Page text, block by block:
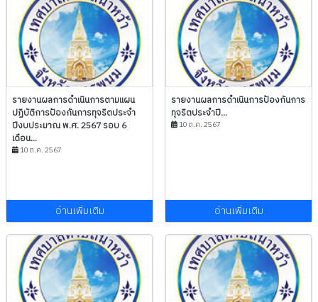
รายงานผลการดำเนินการตามแผน
ปฏิบัติการป้องกันการทุจริตประจำ
ปีงบประมาณ พ.ศ. 2567 รอบ 6
เดือน...
10 ต.ค. 2567
อ่านเพิ่มเติม
รายงานผลการดำเนินการป้องกันการ
ทุจริตประจำปี...
10 ต.ค. 2567
อ่านเพิ่มเติม